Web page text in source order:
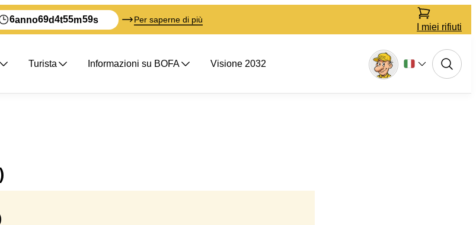
6anno69d4t55m59s Per saperne di più
I miei rifiuti
Turista Informazioni su BOFA Visione 2032